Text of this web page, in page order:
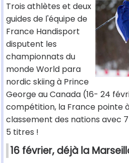
Trois athlètes et deux
guides de l'équipe de
France Handisport
disputent les
championnats du
monde World para
nordic skiing à Prince
George au Canada (16- 24
compétition, la France pointe
classement des nations avec
5 titres !
16 février, déjà la